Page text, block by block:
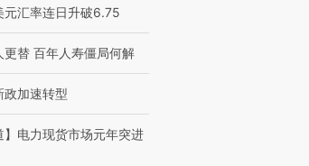
元汇率连日升破6.75
更替 百年人寿僵局何解
政加速转型
】电力现货市场元年突进